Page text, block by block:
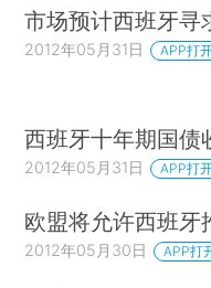
市场预计西班牙寻
2012年05月31日 APP打
西班牙十年期国债
2012年05月31日 APP打
欧盟将允许西班牙
2012年05月30日 APP打